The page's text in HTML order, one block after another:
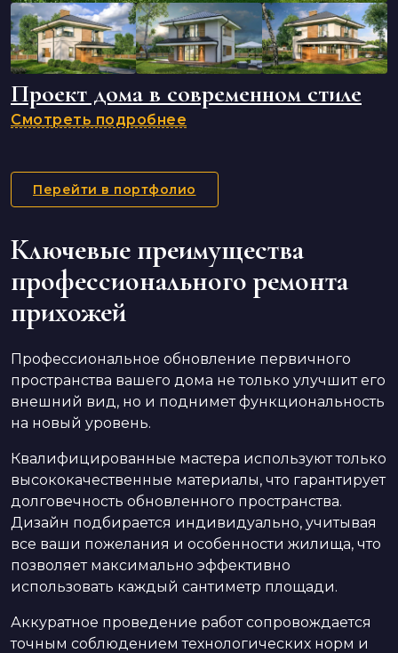
Проект дома в современном стиле
Смотреть подробнее
Перейти в портфолио
Ключевые преимущества
профессионального ремонта
прихожей
Профессиональное обновление первичного
пространства вашего дома не только улучшит его
внешний вид, но и поднимет функциональность
на новый уровень.
Квалифицированные мастера используют только
высококачественные материалы, что гарантирует
долговечность обновленного пространства.
Дизайн подбирается индивидуально, учитывая
все ваши пожелания и особенности жилища, что
позволяет максимально эффективно
использовать каждый сантиметр площади.
Аккуратное проведение работ сопровождается
точным соблюдением технологических норм и